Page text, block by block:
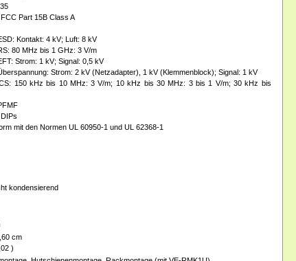
Part 15B Class A
Kontakt: 4 kV; Luft: 8 kV
80 MHz bis 1 GHz: 3 V/m
Strom: 1 kV; Signal: 0,5 kV
Strom: 2 kV (Netzadapter), 1 kV (Klemmenblock); Signal: 1 kV
150 kHz bis 10 MHz: 3 V/m; 10 kHz bis 30 MHz: 3 bis 1 V/m; 30 kHz bis
mit den Normen UL 60950-1 und UL 62368-1
kondensierend
cm
)